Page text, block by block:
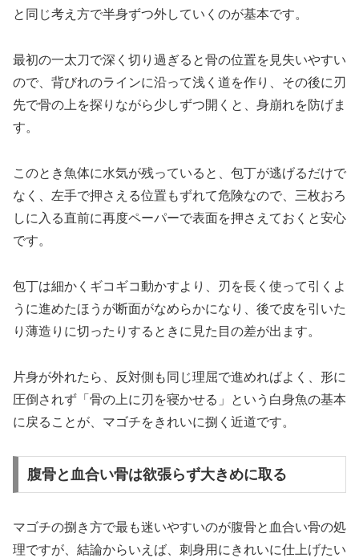
と同じ考え方で半身ずつ外していくのが基本です。
最初の一太刀で深く切り過ぎると骨の位置を見失いやすい
ので、背びれのラインに沿って浅く道を作り、その後に刃
先で骨の上を探りながら少しずつ開くと、身崩れを防げま
す。
このとき魚体に水気が残っていると、包丁が逃げるだけで
なく、左手で押さえる位置もずれて危険なので、三枚おろ
しに入る直前に再度ペーパーで表面を押さえておくと安心
です。
包丁は細かくギコギコ動かすより、刃を長く使って引くよ
うに進めたほうが断面がなめらかになり、後で皮を引いた
り薄造りに切ったりするときに見た目の差が出ます。
片身が外れたら、反対側も同じ理屈で進めればよく、形に
圧倒されず「骨の上に刃を寝かせる」という白身魚の基本
に戻ることが、マゴチをきれいに捌く近道です。
腹骨と血合い骨は欲張らず大きめに取る
マゴチの捌き方で最も迷いやすいのが腹骨と血合い骨の処
理ですが、結論からいえば、刺身用にきれいに仕上げたい